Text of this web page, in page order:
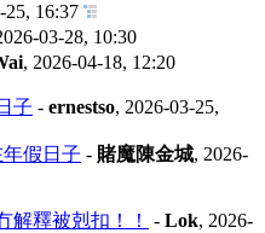
25, 16:37
03-28, 10:30
, 2026-04-18, 12:20
子 - ernestso, 2026-03-25,
假日子 - 賭魔陳金城, 2026-
解釋被剋扣！！ - Lok, 2026-